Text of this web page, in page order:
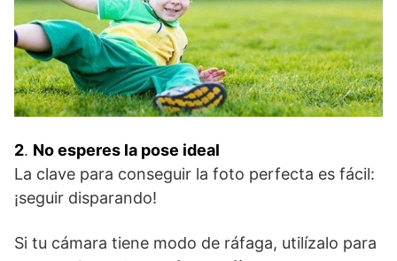
2. No esperes la pose ideal
La clave para conseguir la foto perfecta es fácil:
¡seguir disparando!
Si tu cámara tiene modo de ráfaga, utilízalo para